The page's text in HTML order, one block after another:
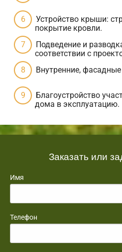
Устройство крыши:
покрытие кровли.
Подведение и
соответствии с
Внутренние,
Благоустройство
дома в эксплуатацию.
Заказать или
Имя
Телефон